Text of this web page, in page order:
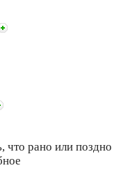
что рано или поздно